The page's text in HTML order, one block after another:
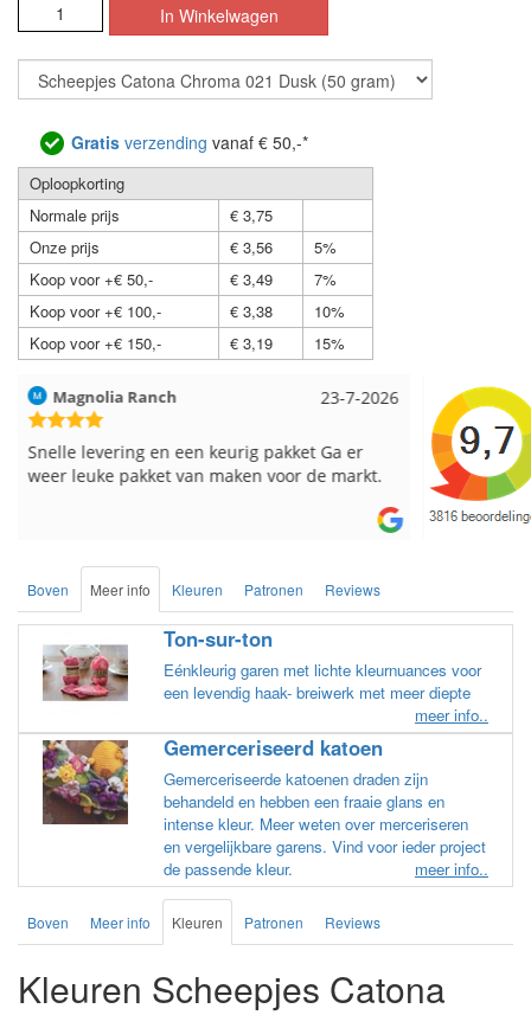
Gratis verzending vanaf € 50,-*
Oploopkorting
Normale prijs
€ 3,75
Onze prijs
€ 3,56
5%
Koop voor +€ 50,-
€ 3,49
7%
Koop voor +€ 100,-
€ 3,38
10%
Koop voor +€ 150,-
€ 3,19 15%
17-7-2026
Hilde uit Loyers
Reeds meerdere keren breigaren en
breinaalden besteld, altijd heel tevreden over
Loes uit
Snelle
Boven Meer info Kleuren Patronen Reviews
Ton-sur-ton
Eénkleurig garen met lichte kleurnuances voor
een levendig haak- breiwerk met meer diepte
meer info..
Gemerceriseerd katoen
Gemerceriseerde katoenen draden zijn
behandeld en hebben een fraaie glans en
intense kleur. Meer weten over merceriseren
en vergelijkbare garens. Vind voor ieder project
de passende kleur.
meer info..
Boven Meer info Kleuren Patronen Reviews
Kleuren Scheepjes Catona